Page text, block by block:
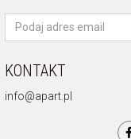
KONTAKT
info@apart.pl